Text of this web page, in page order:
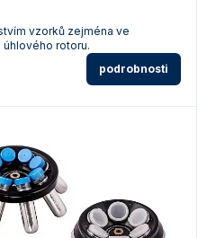
vzorků zejména ve
rotoru.
podrobnosti